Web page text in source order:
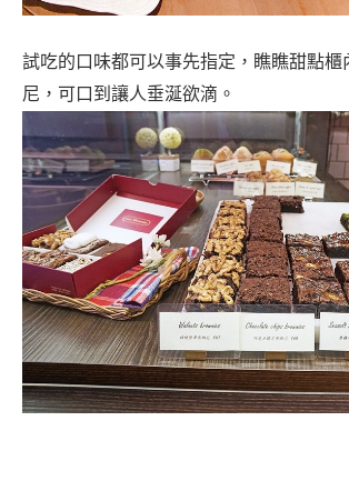
試吃的口味都可以事先指定，瞧瞧甜點櫃
尼，可口到讓人垂涎欲滴。